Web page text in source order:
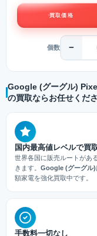
買取価格
個数 −
Google (グーグル)
の買取ならお任せくだ
国内最高値レベルで買
世界各国に販売ルートがあ
きます。 Google (グーグル)
額家電を強化買取中です。
手数料一切なし